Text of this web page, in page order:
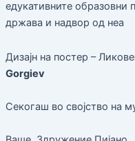
едукативните образовни
држава и надвор од неа
Дизајн на постер –
Gorgiev
Секогаш во својство на